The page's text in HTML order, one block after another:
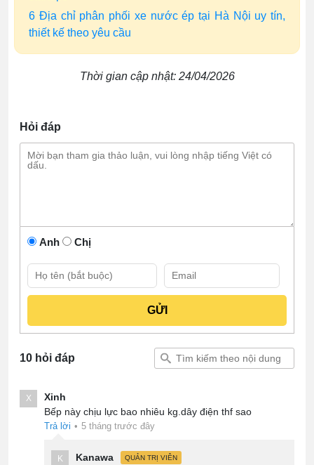
6 Địa chỉ phân phối xe nước ép tại Hà Nội uy tín,
thiết kế theo yêu cầu
Thời gian cập nhật: 24/04/2026
Hỏi đáp
Anh Chị
10 hỏi đáp
X
Xinh
Bếp này chịu lực bao nhiêu kg.dây điện thf sao
Trả lời • 5 tháng trước đây
K Kanawa QUẢN TRỊ VIÊN